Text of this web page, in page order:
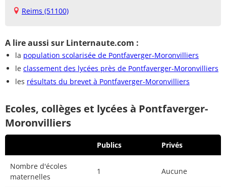
Reims (51100)
A lire aussi sur Linternaute.com :
la population scolarisée de Pontfaverger-Moronvilliers
le classement des lycées près de Pontfaverger-Moronvilliers
les résultats du brevet à Pontfaverger-Moronvilliers
Ecoles, collèges et lycées à Pontfaverger-
Moronvilliers
Publics Privés
Nombre d'écoles
maternelles
1 Aucune